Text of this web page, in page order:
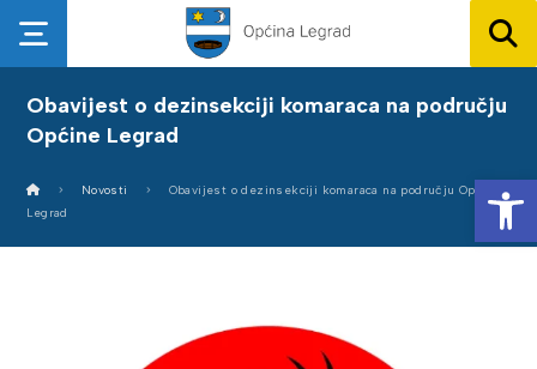
Obavijest o dezinsekciji komaraca na području
Općine Legrad
Novosti
Obavijest o dezinsekciji komaraca na području Općine
Legrad